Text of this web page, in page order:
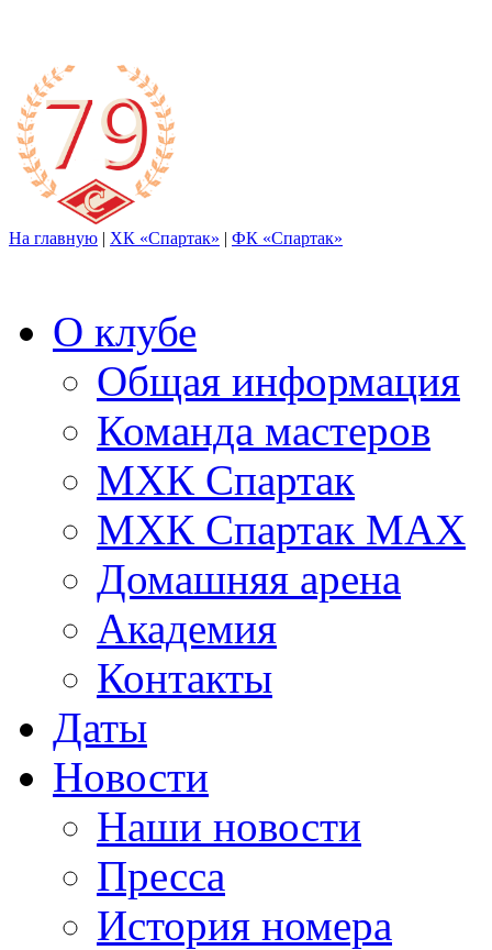
На главную | ХК «Спартак» | ФК «Спартак»
О клубе
Общая информация
Команда мастеров
МХК Спартак
МХК Спартак МАХ
Домашняя арена
Академия
Контакты
Даты
Новости
Наши новости
Пресса
История номера